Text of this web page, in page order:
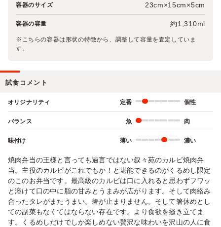
容器のサイズ 23cm×15cm×5cm
容器の容量 約1,310ml
※こちらの容器は形状の特徴から、調整して容量を査定していま
す。
試食コメント
オリジナリティ 定番 個性
バランス 魚 肉
味付け 薄い 濃い
焼肉弁当の王様と言っても過言ではない叙々苑のカルビ焼肉弁
当。主役のカルビがこれでもか！と堪能できるのがくるめし限定
のこのお弁当です。最高級のカルビは口に入れると思わずフワッ
と溶けて口の中に脂の甘みとうまみが広がります。そして肉絡み
合ったタレがまたうまい。箸が止まりません。そして箸休めとし
ての副菜もなくてはならない存在です。より食欲を掻き立てま
す。くるめしだけでしか楽しめない贅沢な味わいを沢山の人に食